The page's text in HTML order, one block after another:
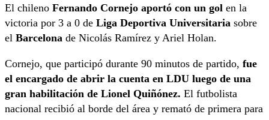
El chileno Fernando Cornejo aportó con un gol en la
victoria por 3 a 0 de Liga Deportiva Universitaria sobre
el Barcelona de Nicolás Ramírez y Ariel Holan.
Cornejo, que participó durante 90 minutos de partido, fue
el encargado de abrir la cuenta en LDU luego de una
gran habilitación de Lionel Quiñónez. El futbolista
nacional recibió al borde del área y remató de primera para